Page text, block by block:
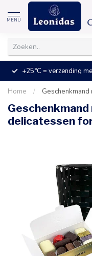
MENU
+25°C = verzending
Home /
delicatessen